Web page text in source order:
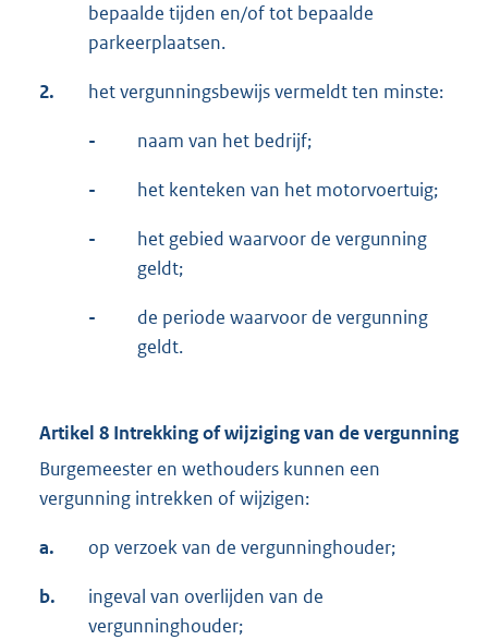
bepaalde tijden en/of tot bepaalde
parkeerplaatsen.
2. het vergunningsbewijs vermeldt ten minste:
- naam van het bedrijf;
- het kenteken van het motorvoertuig;
-
het gebied waarvoor de vergunning
geldt;
-
de periode waarvoor de vergunning
geldt.
Artikel 8 Intrekking of wijziging van de vergunning
Burgemeester en wethouders kunnen een
vergunning intrekken of wijzigen:
a. op verzoek van de vergunninghouder;
b.
ingeval van overlijden van de
vergunninghouder;